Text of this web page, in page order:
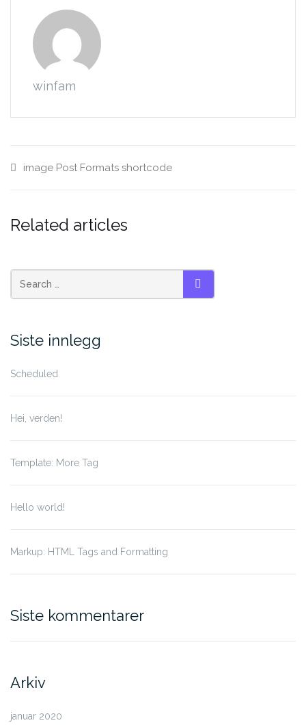
winfam
image Post Formats shortcode
Related articles
Search
for:
SEARCH
Siste innlegg
Scheduled
Hei, verden!
Template: More Tag
Hello world!
Markup: HTML Tags and Formatting
Siste kommentarer
Arkiv
januar 2020